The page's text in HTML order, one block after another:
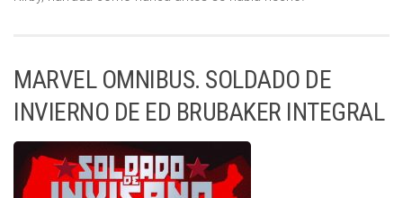
MARVEL OMNIBUS. SOLDADO DE
INVIERNO DE ED BRUBAKER INTEGRAL